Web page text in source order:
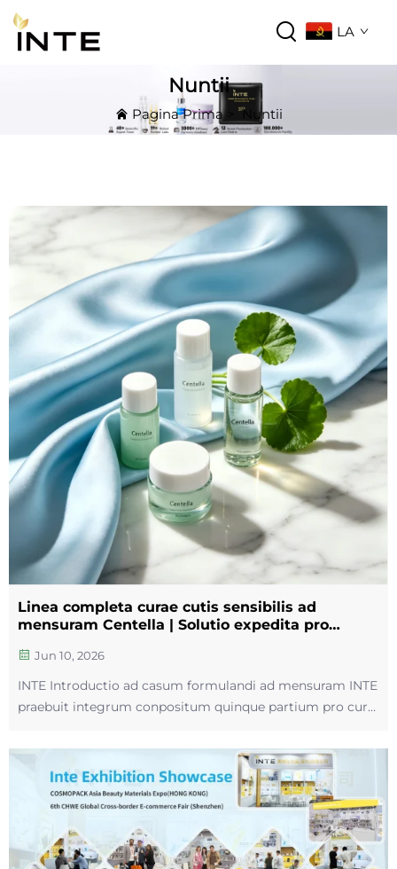
LA
Nuntii
Pagina Prima>Nuntii
Linea completa curae cutis sensibilis ad
mensuram Centella | Solutio expedita pro
Jun 10, 2026
INTE Introductio ad casum formulandi ad mensuram INTE
praebuit integrum conpositum quinque partium pro cura
et cataplasmata faciei comprehendit, pro marca externa
pulchritudinis. Centella asiatica ut principale ingrediens in
omnibus usum habet...